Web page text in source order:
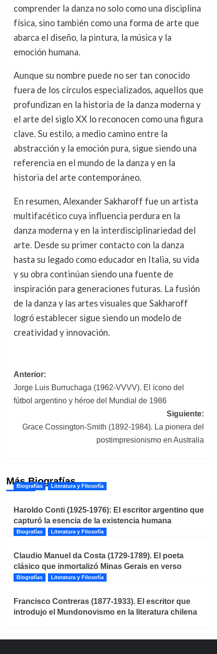
comprender la danza no solo como una disciplina
física, sino también como una forma de arte que
abarca el diseño, la pintura, la música y la
emoción humana.
Aunque su nombre puede no ser tan conocido
fuera de los círculos especializados, aquellos que
profundizan en la historia de la danza moderna y
el arte del siglo XX lo reconocen como una figura
clave. Su estilo, a medio camino entre la
abstracción y la emoción pura, sigue siendo una
referencia en el mundo de la danza y en la
historia del arte contemporáneo.
En resumen, Alexander Sakharoff fue un artista
multifacético cuya influencia perdura en la
danza moderna y en la interdisciplinariedad del
arte. Desde su primer contacto con la danza
hasta su legado como educador en Italia, su vida
y su obra continúan siendo una fuente de
inspiración para generaciones futuras. La fusión
de la danza y las artes visuales que Sakharoff
logró establecer sigue siendo un modelo de
creatividad y innovación.
Navegación
de
entradas
Anterior:
Jorge Luis Burruchaga (1962-VVVV). El ícono del
fútbol argentino y héroe del Mundial de 1986
Siguiente:
Grace Cossington-Smith (1892-1984). La pionera del
postimpresionismo en Australia
Más Biografías
Biografías Literatura y Filosofía
Haroldo Conti (1925-1976): El escritor argentino que
capturó la esencia de la existencia humana
Biografías Literatura y Filosofía
Claudio Manuel da Costa (1729-1789). El poeta
clásico que inmortalizó Minas Gerais en verso
Biografías Literatura y Filosofía
Francisco Contreras (1877-1933). El escritor que
introdujo el Mundonovismo en la literatura chilena